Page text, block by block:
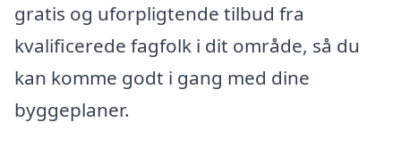
gratis og uforpligtende tilbud fra
kvalificerede fagfolk i dit område, så du
kan komme godt i gang med dine
byggeplaner.